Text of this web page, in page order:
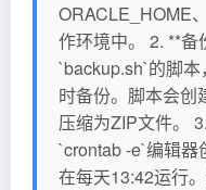
ORACLE_HOME
作环境中。 2. **
`backup.sh`的脚
时备份。脚本会创
压缩为ZIP文件。
`crontab -e`编辑
在每天13:42运行